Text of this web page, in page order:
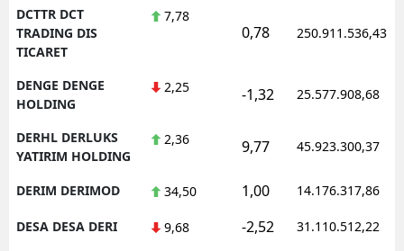
DCTTR DCT
TRADING DIS
TICARET
7,78
0,78 250.911.536,43
DENGE DENGE
HOLDING
2,25 -1,32 25.577.908,68
DERHL DERLUKS
YATIRIM HOLDING
2,36 9,77 45.923.300,37
DERIM DERIMOD 34,50 1,00 14.176.317,86
DESA DESA DERI 9,68 -2,52 31.110.512,22